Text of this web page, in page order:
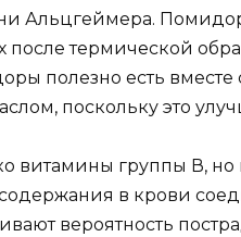
Альцгеймера.
после термической
полезно есть
поскольку это
витамины группы В, но
в крови
вероятность